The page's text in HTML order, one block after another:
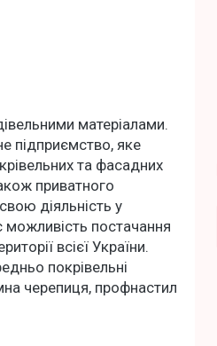
матеріалами.
підприємство, яке
та фасадних
приватного
діяльність у
можливість постачання
всієї України.
покрівельні
черепиця, профнастил